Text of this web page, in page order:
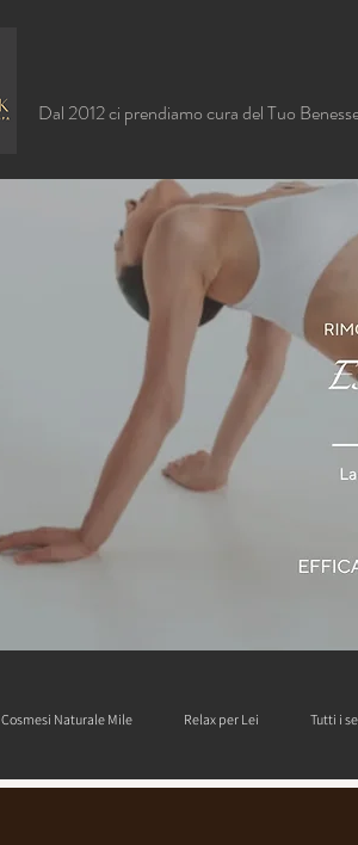
Dal 2012 ci prendiamo cura del Tuo
Cosmesi Naturale Mile Relax per Lei Tutti i